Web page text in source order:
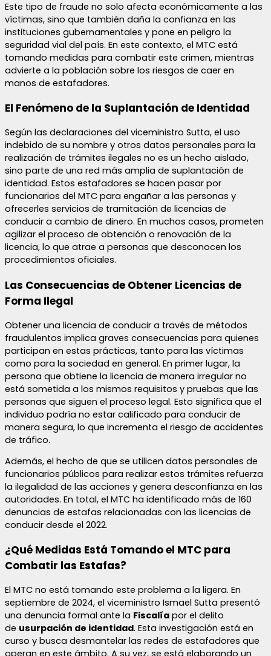
Este tipo de fraude no solo afecta económicamente a las
víctimas, sino que también daña la confianza en las
instituciones gubernamentales y pone en peligro la
seguridad vial del país. En este contexto, el MTC está
tomando medidas para combatir este crimen, mientras
advierte a la población sobre los riesgos de caer en
manos de estafadores.
El Fenómeno de la Suplantación de Identidad
Según las declaraciones del viceministro Sutta, el uso
indebido de su nombre y otros datos personales para la
realización de trámites ilegales no es un hecho aislado,
sino parte de una red más amplia de suplantación de
identidad. Estos estafadores se hacen pasar por
funcionarios del MTC para engañar a las personas y
ofrecerles servicios de tramitación de licencias de
conducir a cambio de dinero. En muchos casos, prometen
agilizar el proceso de obtención o renovación de la
licencia, lo que atrae a personas que desconocen los
procedimientos oficiales.
Las Consecuencias de Obtener Licencias de
Forma Ilegal
Obtener una licencia de conducir a través de métodos
fraudulentos implica graves consecuencias para quienes
participan en estas prácticas, tanto para las víctimas
como para la sociedad en general. En primer lugar, la
persona que obtiene la licencia de manera irregular no
está sometida a los mismos requisitos y pruebas que las
personas que siguen el proceso legal. Esto significa que el
individuo podría no estar calificado para conducir de
manera segura, lo que incrementa el riesgo de accidentes
de tráfico.
Además, el hecho de que se utilicen datos personales de
funcionarios públicos para realizar estos trámites refuerza
la ilegalidad de las acciones y genera desconfianza en las
autoridades. En total, el MTC ha identificado más de 160
denuncias de estafas relacionadas con las licencias de
conducir desde el 2022.
¿Qué Medidas Está Tomando el MTC para
Combatir las Estafas?
El MTC no está tomando este problema a la ligera. En
septiembre de 2024, el viceministro Ismael Sutta presentó
una denuncia formal ante la Fiscalía por el delito
de usurpación de identidad. Esta investigación está en
curso y busca desmantelar las redes de estafadores que